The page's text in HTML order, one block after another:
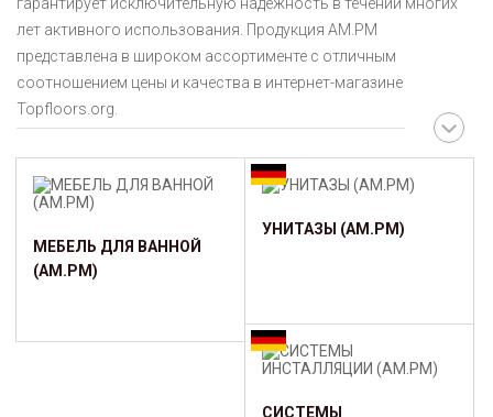
лет активного использования. Продукция AM.PM
представлена в широком ассортименте с отличным
соотношением цены и качества в интернет-магазине
Topfloors.org.
МЕБЕЛЬ ДЛЯ ВАННОЙ
(AM.PM)
УНИТАЗЫ (AM.PM)
СИСТЕМЫ